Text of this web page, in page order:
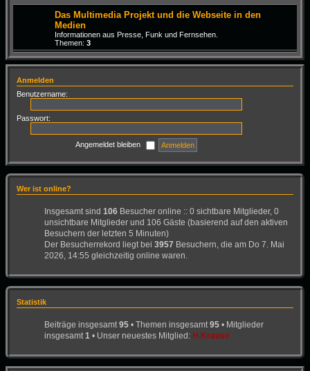
Das Multimedia Projekt und die Webseite in den
Medien
Informationen aus Presse, Funk und Fernsehen.
Themen: 3
Anmelden
Benutzername:
Passwort:
Angemeldet bleiben
Wer ist online?
Insgesamt sind 106 Besucher online :: 0 sichtbare Mitglieder, 0
unsichtbare Mitglieder und 106 Gäste (basierend auf den aktiven
Besuchern der letzten 5 Minuten)
Der Besucherrekord liegt bei 3957 Besuchern, die am Do 7. Mai
2026, 14:55 gleichzeitig online waren.
Statistik
Beiträge insgesamt 95 • Themen insgesamt 95 • Mitglieder
insgesamt 1 • Unser neuestes Mitglied: H.Krause